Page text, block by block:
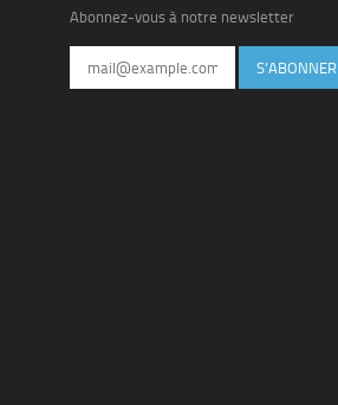
Abonnez-vous à notre newsletter
S'ABONNER